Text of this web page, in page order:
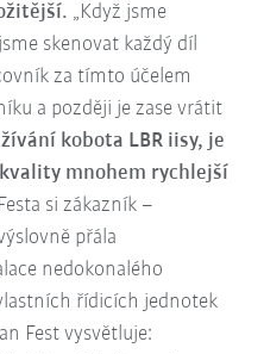
„Když jsme
skenovat každý díl
za tímto účelem
a později je zase vrátit
kobota LBR iisy, je
mnohem rychlejší
si zákazník –
přála
nedokonalého
řídicích jednotek
Fest vysvětluje: